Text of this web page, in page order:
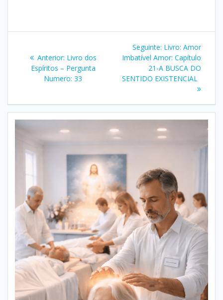
Anterior: Post
anterior:
Livro dos
Espíritos – Pergunta
Numero: 33
Seguinte: Post
seguinte:
Livro: Amor
Imbatível Amor: Capítulo
21-A BUSCA DO
SENTIDO EXISTENCIAL